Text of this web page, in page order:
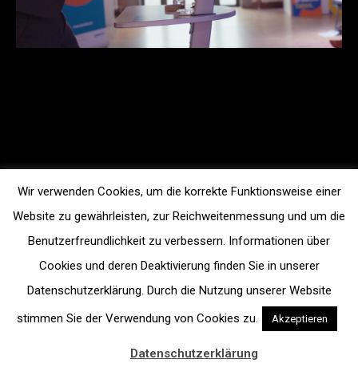
Wir verwenden Cookies, um die korrekte Funktionsweise einer
Website zu gewährleisten, zur Reichweitenmessung und um die
Benutzerfreundlichkeit zu verbessern. Informationen über
Cookies und deren Deaktivierung finden Sie in unserer
Datenschutzerklärung. Durch die Nutzung unserer Website
stimmen Sie der Verwendung von Cookies zu.
Akzeptieren
Datenschutzerklärung